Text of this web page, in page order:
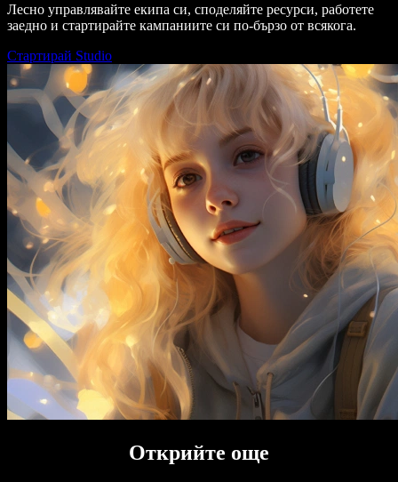
Лесно управлявайте екипа си, споделяйте ресурси, работете
заедно и стартирайте кампаниите си по-бързо от всякога.
Стартирай Studio
Открийте още